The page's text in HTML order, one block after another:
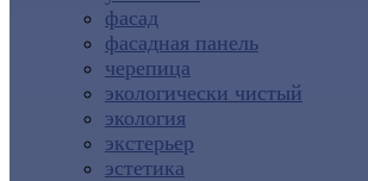
фасад
фасадная панель
черепица
экологически чистый
экология
экстерьер
эстетика